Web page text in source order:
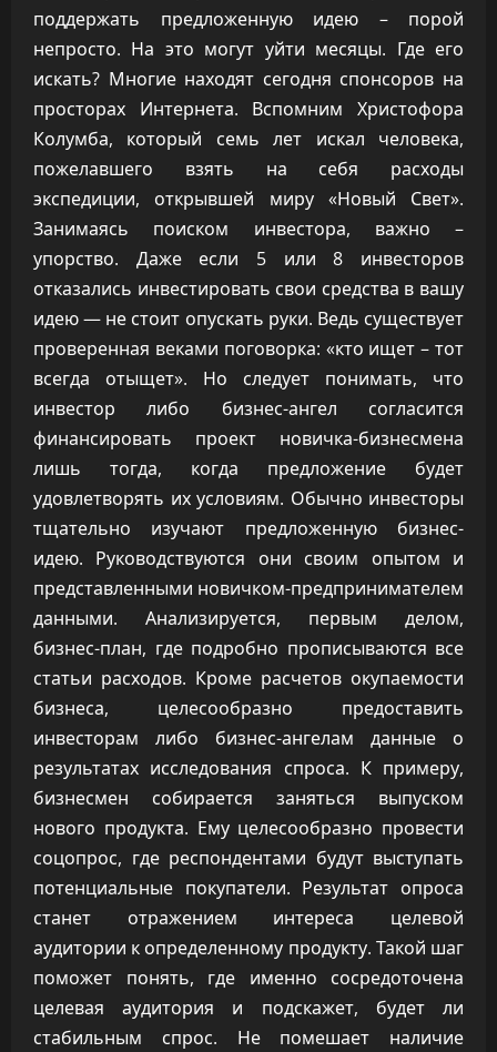
поддержать предложенную идею – порой
непросто. На это могут уйти месяцы. Где его
искать? Многие находят сегодня спонсоров на
просторах Интернета. Вспомним Христофора
Колумба, который семь лет искал человека,
пожелавшего взять на себя расходы
экспедиции, открывшей миру «Новый Свет».
Занимаясь поиском инвестора, важно –
упорство. Даже если 5 или 8 инвесторов
отказались инвестировать свои средства в вашу
идею — не стоит опускать руки. Ведь существует
проверенная веками поговорка: «кто ищет – тот
всегда отыщет». Но следует понимать, что
инвестор либо бизнес-ангел согласится
финансировать проект новичка-бизнесмена
лишь тогда, когда предложение будет
удовлетворять их условиям. Обычно инвесторы
тщательно изучают предложенную бизнес-
идею. Руководствуются они своим опытом и
представленными новичком-предпринимателем
данными. Анализируется, первым делом,
бизнес-план, где подробно прописываются все
статьи расходов. Кроме расчетов окупаемости
бизнеса, целесообразно предоставить
инвесторам либо бизнес-ангелам данные о
результатах исследования спроса. К примеру,
бизнесмен собирается заняться выпуском
нового продукта. Ему целесообразно провести
соцопрос, где респондентами будут выступать
потенциальные покупатели. Результат опроса
станет отражением интереса целевой
аудитории к определенному продукту. Такой шаг
поможет понять, где именно сосредоточена
целевая аудитория и подскажет, будет ли
стабильным спрос. Не помешает наличие